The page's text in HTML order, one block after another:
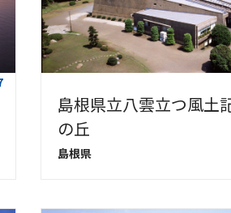
島根県立八雲立つ風土
の丘
島根県